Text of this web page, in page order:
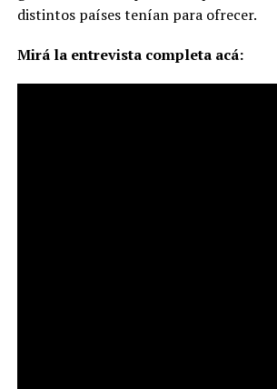
distintos países tenían para ofrecer.
Mirá la entrevista completa acá: